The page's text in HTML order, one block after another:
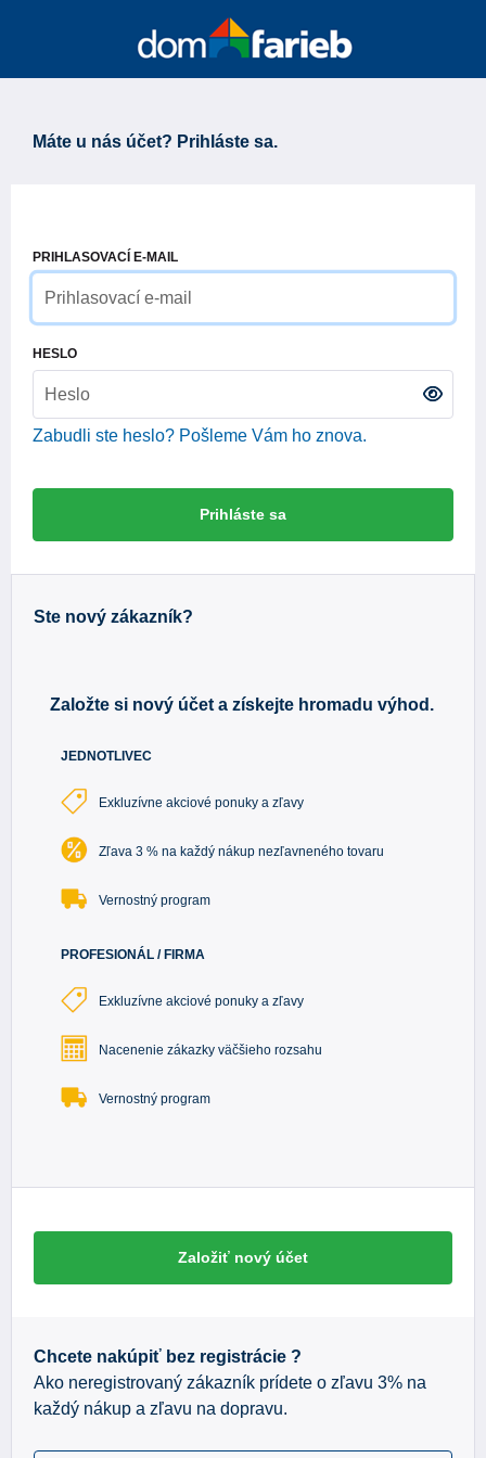
Máte u nás účet? Prihláste sa.
PRIHLASOVACÍ E-MAIL
HESLO
Zabudli ste heslo? Pošleme Vám ho znova.
Prihláste sa
Ste nový zákazník?
Založte si nový účet a získejte hromadu výhod.
JEDNOTLIVEC
Exkluzívne akciové ponuky a zľavy
Zľava 3 % na každý nákup nezľavneného tovaru
Vernostný program
PROFESIONÁL / FIRMA
Exkluzívne akciové ponuky a zľavy
Nacenenie zákazky väčšieho rozsahu
Vernostný program
Založiť nový účet
Chcete nakúpiť bez registrácie ?
Ako neregistrovaný zákazník prídete o zľavu 3% na
každý nákup a zľavu na dopravu.